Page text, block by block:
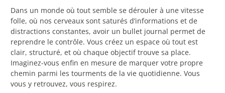
Dans un monde où tout semble se dérouler à une vitesse
folle, où nos cerveaux sont saturés d’informations et de
distractions constantes, avoir un bullet journal permet de
reprendre le contrôle. Vous créez un espace où tout est
clair, structuré, et où chaque objectif trouve sa place.
Imaginez-vous enfin en mesure de marquer votre propre
chemin parmi les tourments de la vie quotidienne. Vous
vous y retrouvez, vous respirez.